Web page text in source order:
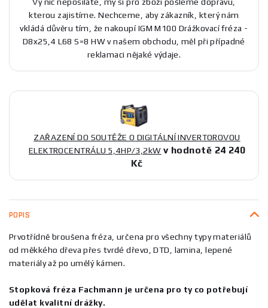
kterou zajistíme. Nechceme, aby zákazník, který nám
vkládá důvěru tím, že nakoupí IGM M100 Drážkovací fréza -
D8x25,4 L68 S=8 HW v našem obchodu, měl při případné
reklamaci nějaké výdaje.
ZAŘAZENÍ DO SOUTĚŽE O DIGITÁLNÍ INVERTOROVOU
ELEKTROCENTRÁLU 5,4HP/3,2kW v hodnotě 24 240
Kč
POPIS
Prvotřídně broušena fréza, určena pro všechny typy materiálů
od měkkého dřeva přes tvrdé dřevo, DTD, lamina, lepené
materiály až po umělý kámen.
Stopková fréza Fachmann je určena pro ty co potřebují
udělat kvalitní drážky.